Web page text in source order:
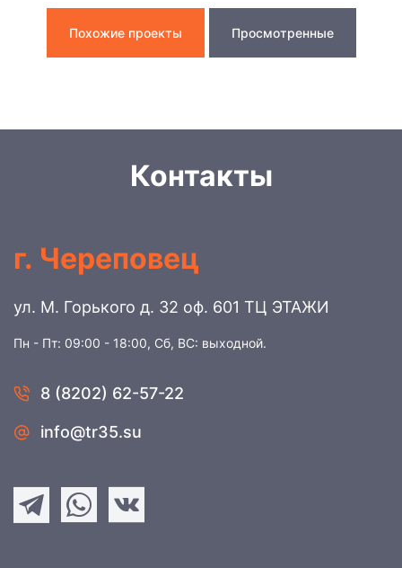
Похожие проекты Просмотренные
Контакты
г. Череповец
ул. М. Горького д. 32 оф. 601 ТЦ ЭТАЖИ
Пн - Пт: 09:00 - 18:00, Сб, ВС: выходной.
8 (8202) 62-57-22
info@tr35.su